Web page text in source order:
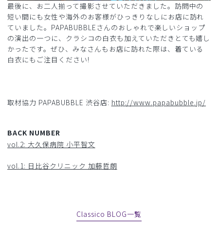
最後に、お二人揃って撮影させていただきました。訪問中の
短い間にも女性や海外のお客様がひっきりなしにお店に訪れ
ていました。PAPABUBBLEさんのおしゃれで楽しいショップ
の演出の一つに、クラシコの白衣も加えていただきとても嬉し
かったです。ぜひ、みなさんもお店に訪れた際は、着ている
白衣にもご注目ください!
取材協力 PAPABUBBLE 渋谷店: http://www.papabubble.jp/
BACK NUMBER
vol.2: 大久保病院 小平智文
vol.1: 日比谷クリニック 加藤哲朗
Classico BLOG一覧